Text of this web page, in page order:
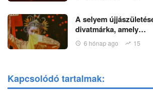
A selyem
divatmárka, amely…
6 hónap ago 15
Kapcsolódó tartalmak: